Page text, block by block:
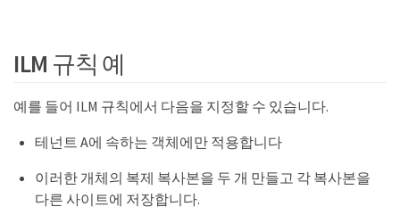
ILM 규칙 예
예를 들어 ILM 규칙에서 다음을 지정할 수 있습니다.
테넌트 A에 속하는 객체에만 적용합니다
이러한 개체의 복제 복사본을 두 개 만들고 각 복사본을
다른 사이트에 저장합니다.